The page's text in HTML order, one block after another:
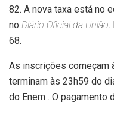
82. A nova taxa está no
no Diário Oficial da União.
68.
As inscrições começam
terminam às 23h59 do
do Enem . O